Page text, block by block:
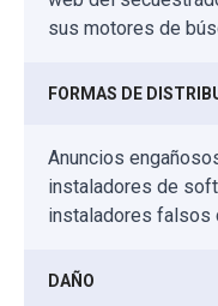
sus motores de
FORMAS DE
Anuncios
instaladores de
instaladores falsos
DAÑO